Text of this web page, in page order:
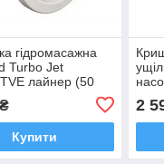
гідромасажна
Turbo Jet
лайнер (50
Купити
2